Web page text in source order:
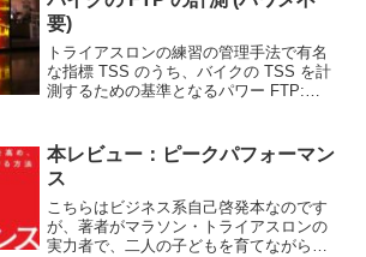
要)
トライアスロンの練習の管理手法で有名
な指標 TSS のうち、バイクの TSS を計
測するための基準となるパワー FTP:
せん！使うのはロ...
本レビュー：ピークパフォーマン
ス
こちらはビジネス系自己啓発本なのです
が、著者がマラソン・トライアスロンの
実力者で、二人の子どもを育てながら大